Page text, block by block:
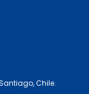
Chile.